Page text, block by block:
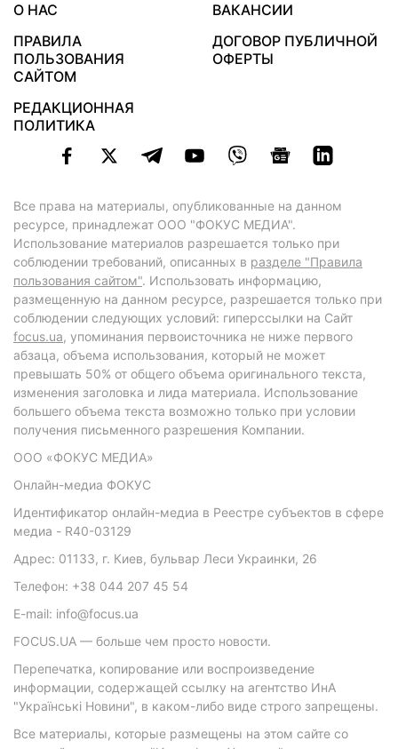
О НАС
ВАКАНСИИ
ПРАВИЛА
ПОЛЬЗОВАНИЯ
САЙТОМ
ДОГОВОР ПУБЛИЧНОЙ
ОФЕРТЫ
РЕДАКЦИОННАЯ
ПОЛИТИКА
Все права на материалы, опубликованные на данном
ресурсе, принадлежат ООО "ФОКУС МЕДИА".
Использование материалов разрешается только при
соблюдении требований, описанных в разделе "Правила
пользования сайтом". Использовать информацию,
размещенную на данном ресурсе, разрешается только при
соблюдении следующих условий: гиперссылки на Сайт
focus.ua, упоминания первоисточника не ниже первого
абзаца, объема использования, который не может
превышать 50% от общего объема оригинального текста,
изменения заголовка и лида материала. Использование
большего объема текста возможно только при условии
получения письменного разрешения Компании.
ООО «ФОКУС МЕДИА»
Онлайн-медиа ФОКУС
Идентификатор онлайн-медиа в Реестре субъектов в сфере
медиа - R40-03129
Адрес: 01133, г. Киев, бульвар Леси Украинки, 26
Телефон: +38 044 207 45 54
E-mail: info@focus.ua
FOCUS.UA — больше чем просто новости.
Перепечатка, копирование или воспроизведение
информации, содержащей ссылку на агентство ИнА
"Українські Новини", в каком-либо виде строго запрещены.
Все материалы, которые размещены на этом сайте со